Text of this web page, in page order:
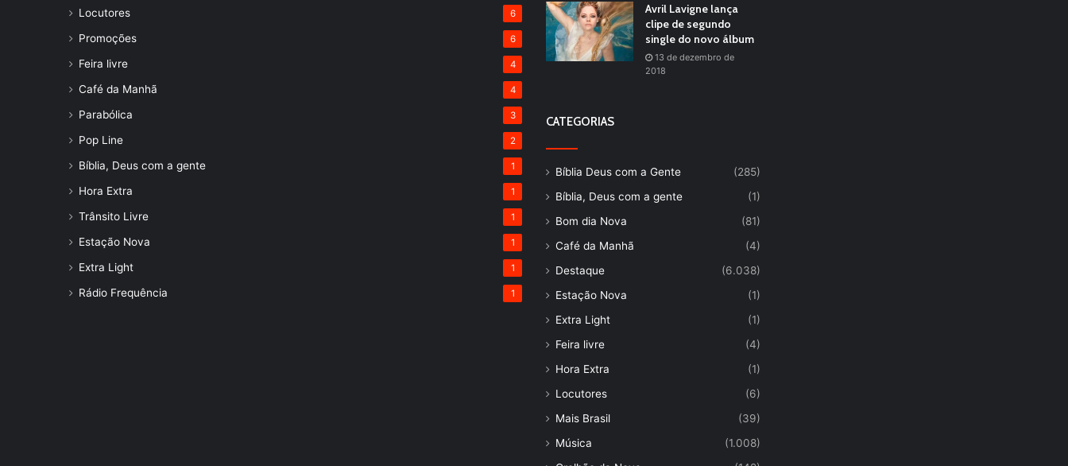
Locutores 6
Promoções 6
Feira livre 4
Café da Manhã 4
Parabólica 3
Pop Line 2
Bíblia, Deus com a gente 1
Hora Extra 1
Trânsito Livre 1
Estação Nova 1
Extra Light 1
Rádio Frequência 1
Avril Lavigne lança
clipe de segundo
single do novo álbum
13 de dezembro de
2018
CATEGORIAS
Bíblia Deus com a Gente
(285)
Bíblia, Deus com a gente
(1)
Bom dia Nova
(81)
Café da Manhã
(4)
Destaque
(6.038)
Estação Nova
(1)
Extra Light
(1)
Feira livre
(4)
Hora Extra
(1)
Locutores
(6)
Mais Brasil
(39)
Música
(1.008)